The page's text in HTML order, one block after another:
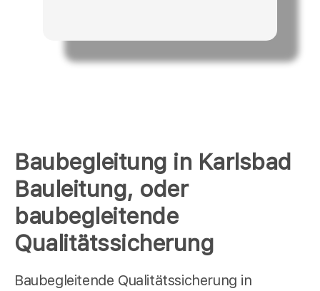
Baubegleitung in Karlsbad
Bauleitung, oder
baubegleitende
Qualitätssicherung
Baubegleitende Qualitätssicherung in